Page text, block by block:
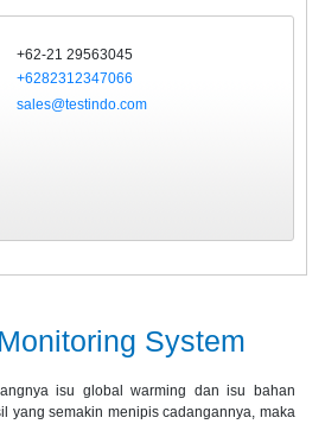
+62-21 29563045
+6282312347066
sales@testindo.com
System
isu global warming dan isu bahan
yang semakin menipis cadangannya, maka